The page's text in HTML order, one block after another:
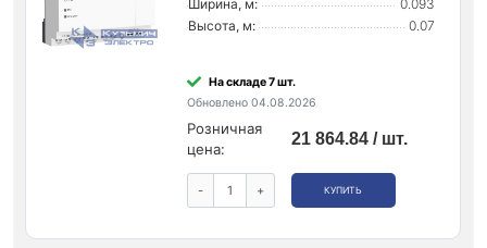
Ширина, м:
0.093
Высота, м:
0.07
На складе 7 шт.
Обновлено 04.08.2026
Розничная
цена:
21 864.84 / шт.
- + КУПИТЬ